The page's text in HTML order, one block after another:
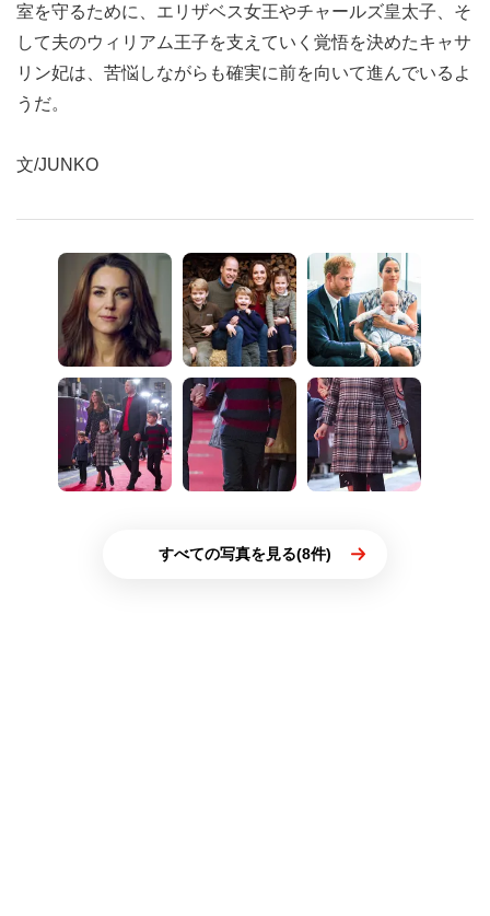
室を守るために、エリザベス女王やチャールズ皇太子、そ
して夫のウィリアム王子を支えていく覚悟を決めたキャサ
リン妃は、苦悩しながらも確実に前を向いて進んでいるよ
うだ。
文/JUNKO
すべての写真を見る(8件)